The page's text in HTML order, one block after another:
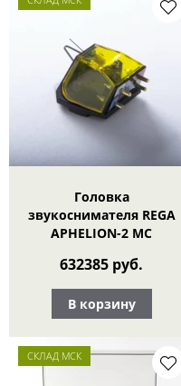
Головка
звукоснимателя REGA
APHELION-2 MC
632385 руб.
В корзину
СКЛАД МСК